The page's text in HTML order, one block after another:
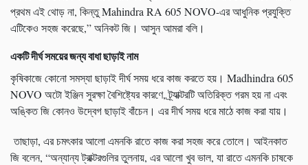
প্রথম এই থোড় না, কিন্তু Mahindra RA 605 NOVO-এর আধুনিক প্রযুক্তি
এটিকেও সহজ করেছে,” অনিকট জি। আসুন আমরা বলি।
একটি দীর্ঘ সময়ের জন্য বাধা ছাড়াই নাম
কৃষিকাজে কোনো সমস্যা ছাড়াই দীর্ঘ সময় ধরে কাজ করতে হয়। Madhindra 605
NOVO অটো ইঞ্জিন সুরক্ষা বৈশিষ্ট্যের কারণে, ট্র্যাক্টরটি অতিরিক্ত গরম হয় না এবং
অঙ্কিত জি কোনও উদ্বেগ ছাড়াই বাঁচেন। এর দীর্ঘ সময় ধরে মাঠে কাজ করা যায়।
তাছাড়া, এর চমৎকার আলো এমনকি রাতে কাজ করা সহজ করে তোলে। আইনকাত
জি বলেন, “অন্যান্য ট্রাক্টরগুলির তুলনায়, এর আলো খুব ভাল, যা রাতে এমনকি চাষকে